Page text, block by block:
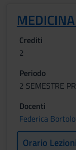
Crediti
2
Periodo
2 SEMESTRE
Docenti
Federica
Orario Lezioni